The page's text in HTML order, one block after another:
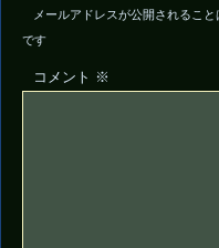
メールアドレスが公開されること
です
コメント ※